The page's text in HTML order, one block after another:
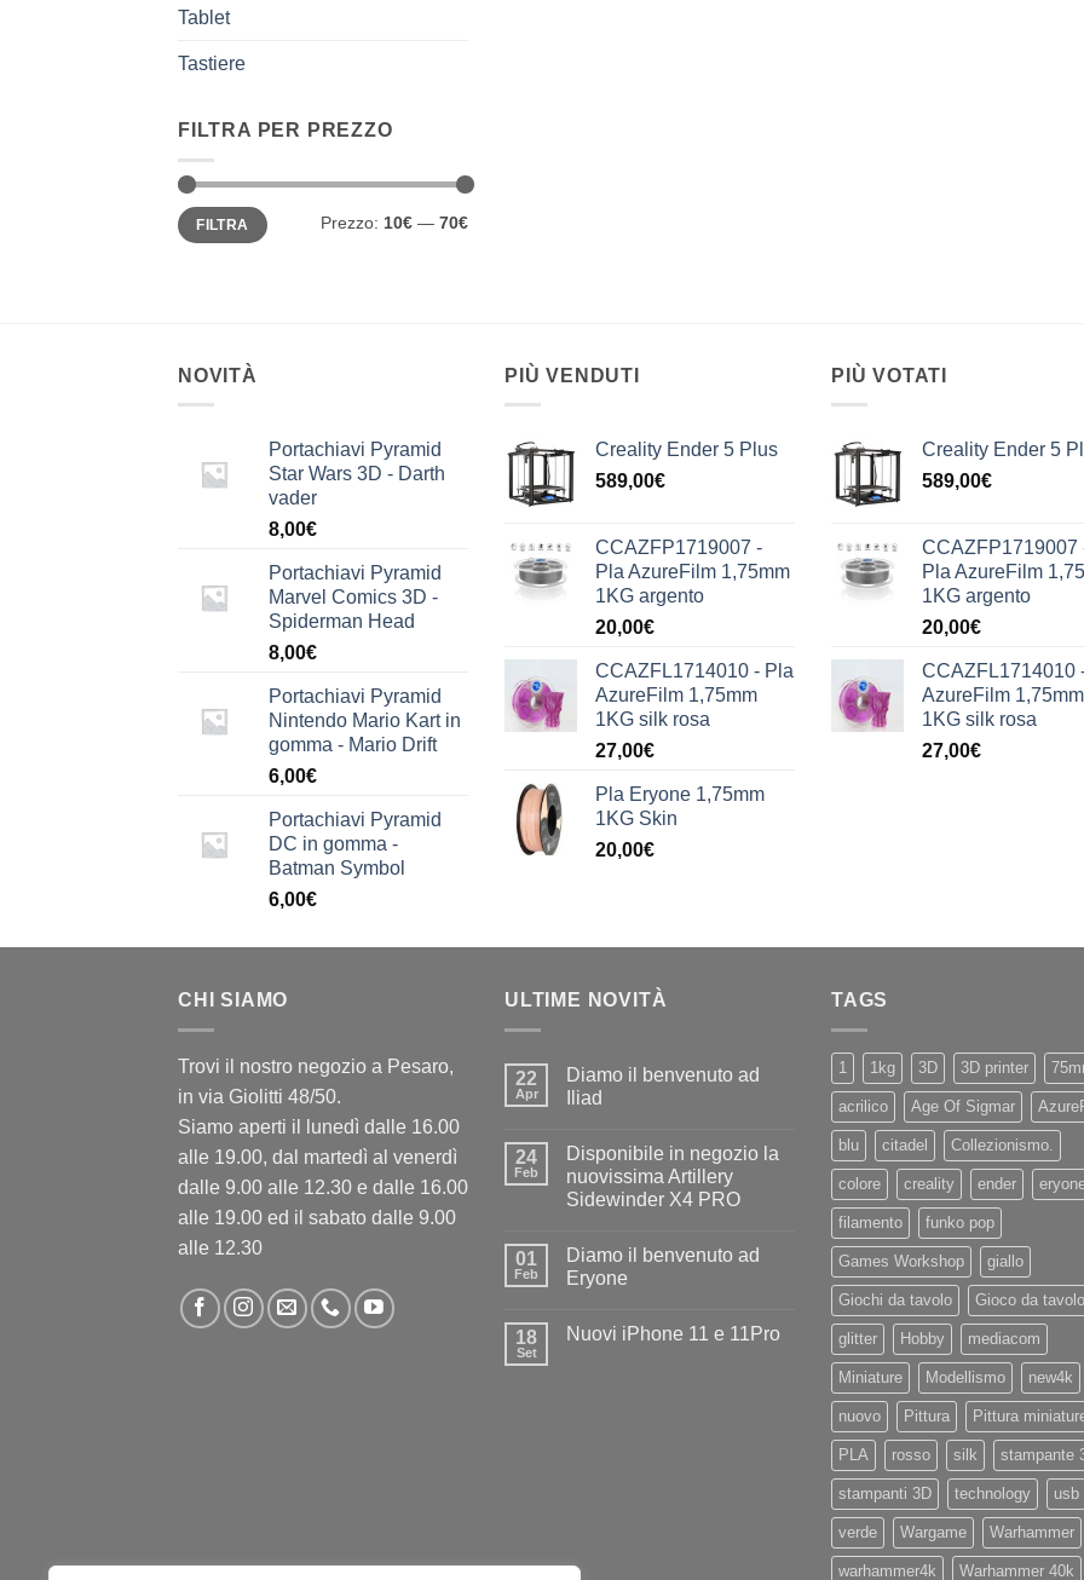
Tablet
Tastiere
FILTRA PER PREZZO
Prezzo
Min
Prezzo
MaxFILTRA Prezzo: 10€ — 70€
NOVITÀ
Portachiavi Pyramid
Star Wars 3D - Darth
vader
8,00€
Portachiavi Pyramid
Marvel Comics 3D -
Spiderman Head
8,00€
Portachiavi Pyramid
Nintendo Mario Kart in
gomma - Mario Drift
6,00€
Portachiavi Pyramid
DC in gomma -
Batman Symbol
6,00€
PIÙ VENDUTI
Creality Ender 5 Plus
589,00€
CCAZFP1719007 -
Pla AzureFilm 1,75mm
1KG argento
20,00€
CCAZFL1714010 - Pla
AzureFilm 1,75mm
1KG silk rosa
27,00€
Pla Eryone 1,75mm
1KG Skin
20,00€
PIÙ VOTATI
Creality Ender 5
589,00€
CCAZFP1719007
Pla AzureFilm
1KG argento
20,00€
CCAZFL1714010
AzureFilm 1,75mm
1KG silk rosa
27,00€
CHI SIAMO
Trovi il nostro negozio a Pesaro,
in via Giolitti 48/50.
Siamo aperti il lunedì dalle 16.00
alle 19.00, dal martedì al venerdì
dalle 9.00 alle 12.30 e dalle 16.00
alle 19.00 ed il sabato dalle 9.00
alle 12.30
ULTIME NOVITÀ
22
Apr
Diamo il benvenuto ad
Iliad
su
Diamo
il
benvenuto
24
Feb
Disponibile in negozio la
nuovissima Artillery
Sidewinder X4 PRO
su
Disponibile
in
nuovissima
01
Feb
Diamo il benvenuto ad
Eryone
su
18
Set
Nuovi iPhone 11 e 11Pro
TAGS
1 1kg 3D 3D printer
acrilico Age Of Sigmar
blu citadel Collezionismo.
colore creality ender
filamento funko pop
Games Workshop giallo
Giochi da tavolo Gioco da tavolo
glitter Hobby mediacom
Miniature Modellismo new4k
nuovo Pittura Pittura
PLA rosso silk stampante
stampanti 3D technology usb
verde Wargame Warhammer
warhammer4k Warhammer 40k